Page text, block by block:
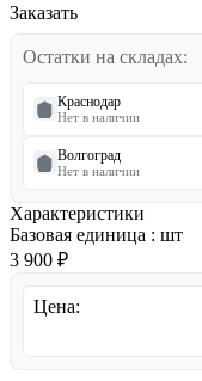
Заказать
Остатки на складах:
Краснодар
Нет в наличии
Волгоград
Нет в наличии
Характеристики
Базовая единица : шт
3 900 ₽
Цена: